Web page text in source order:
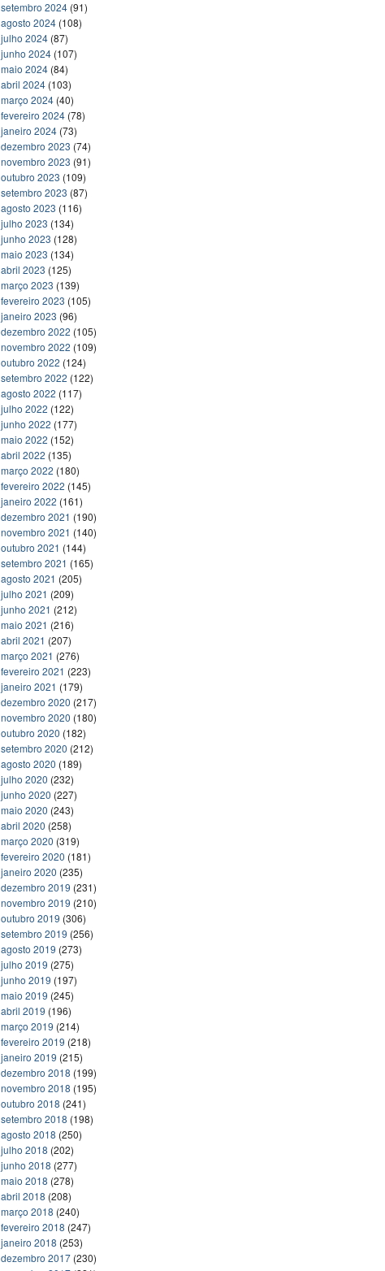
setembro 2024 (91)
agosto 2024 (108)
julho 2024 (87)
junho 2024 (107)
maio 2024 (84)
abril 2024 (103)
março 2024 (40)
fevereiro 2024 (78)
janeiro 2024 (73)
dezembro 2023 (74)
novembro 2023 (91)
outubro 2023 (109)
setembro 2023 (87)
agosto 2023 (116)
julho 2023 (134)
junho 2023 (128)
maio 2023 (134)
abril 2023 (125)
março 2023 (139)
fevereiro 2023 (105)
janeiro 2023 (96)
dezembro 2022 (105)
novembro 2022 (109)
outubro 2022 (124)
setembro 2022 (122)
agosto 2022 (117)
julho 2022 (122)
junho 2022 (177)
maio 2022 (152)
abril 2022 (135)
março 2022 (180)
fevereiro 2022 (145)
janeiro 2022 (161)
dezembro 2021 (190)
novembro 2021 (140)
outubro 2021 (144)
setembro 2021 (165)
agosto 2021 (205)
julho 2021 (209)
junho 2021 (212)
maio 2021 (216)
abril 2021 (207)
março 2021 (276)
fevereiro 2021 (223)
janeiro 2021 (179)
dezembro 2020 (217)
novembro 2020 (180)
outubro 2020 (182)
setembro 2020 (212)
agosto 2020 (189)
julho 2020 (232)
junho 2020 (227)
maio 2020 (243)
abril 2020 (258)
março 2020 (319)
fevereiro 2020 (181)
janeiro 2020 (235)
dezembro 2019 (231)
novembro 2019 (210)
outubro 2019 (306)
setembro 2019 (256)
agosto 2019 (273)
julho 2019 (275)
junho 2019 (197)
maio 2019 (245)
abril 2019 (196)
março 2019 (214)
fevereiro 2019 (218)
janeiro 2019 (215)
dezembro 2018 (199)
novembro 2018 (195)
outubro 2018 (241)
setembro 2018 (198)
agosto 2018 (250)
julho 2018 (202)
junho 2018 (277)
maio 2018 (278)
abril 2018 (208)
março 2018 (240)
fevereiro 2018 (247)
janeiro 2018 (253)
dezembro 2017 (230)